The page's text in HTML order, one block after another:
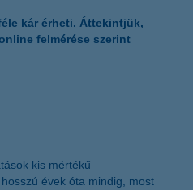
kár érheti. Áttekintjük,
felmérése szerint
kis mértékű
évek óta mindig, most